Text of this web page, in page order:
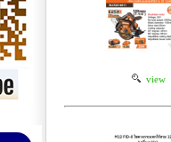
view